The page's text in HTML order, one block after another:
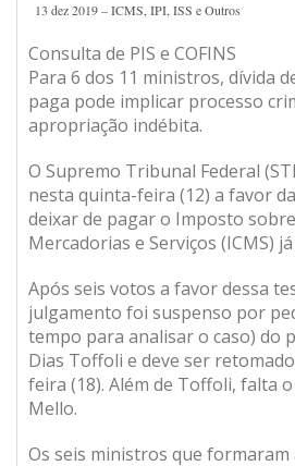
13 dez 2019 – ICMS, IPI, ISS e Outros
Consulta de PIS e COFINS
Para 6 dos 11 ministros, dívida
paga pode implicar processo
apropriação indébita.
O Supremo Tribunal Federal
nesta quinta-feira (12) a favor
deixar de pagar o Imposto
Mercadorias e Serviços (ICMS)
Após seis votos a favor dessa
julgamento foi suspenso por
tempo para analisar o caso) do
Dias Toffoli e deve ser
feira (18). Além de Toffoli, falta
Mello.
Os seis ministros que formaram